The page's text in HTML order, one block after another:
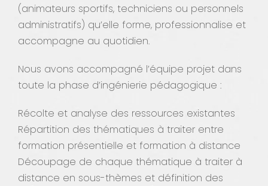
(animateurs sportifs, techniciens ou personnels
administratifs) qu’elle forme, professionnalise et
accompagne au quotidien.
Nous avons accompagné l’équipe projet dans
toute la phase d’ingénierie pédagogique :
Récolte et analyse des ressources existantes
Répartition des thématiques à traiter entre
formation présentielle et formation à distance
Découpage de chaque thématique à traiter à
distance en sous-thèmes et définition des